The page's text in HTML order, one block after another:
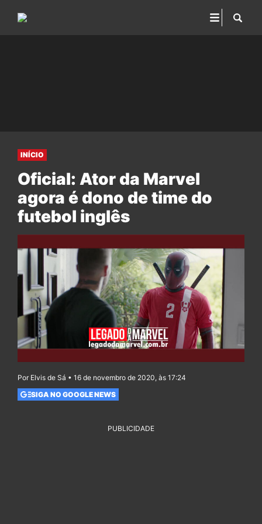
INÍCIO
Oficial: Ator da Marvel
agora é dono de time do
futebol inglês
Por Elvis de Sá • 16 de novembro de 2020, às 17:24
SIGA NO GOOGLE NEWS
PUBLICIDADE